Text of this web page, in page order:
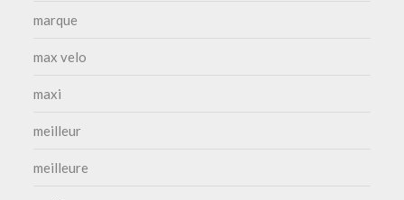
marque
max velo
maxi
meilleur
meilleure